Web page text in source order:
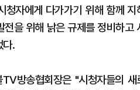
청자에게 다가가기 위해 함께 지
을 위해 낡은 규제를 정비하고
다.
방송협회장은 "시청자들의 새